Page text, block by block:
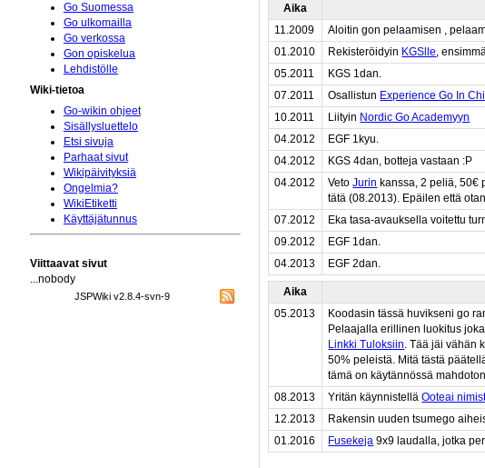
Aika
11.2009
Aloitin gon pelaamisen ,
01.2010
Rekisteröidyin KGSlle,
05.2011
KGS 1dan.
07.2011
Osallistun Experience Go In
10.2011
Liityin Nordic Go Academyyn
04.2012
EGF 1kyu.
04.2012
KGS 4dan, botteja vastaan :P
04.2012
VetoJurin kanssa, 2 peliä, 50€
tätä (08.2013). Epäilen että
07.2012
Eka tasa-avauksella voitettu
09.2012
EGF 1dan.
04.2013
EGF 2dan.
Aika
05.2013
Koodasin tässä huvikseni go
Pelaajalla erillinen luokitus
Linkki Tuloksiin. Tää jäi vähän
50% peleistä. Mitä tästä
tämä on käytännössä
08.2013
Yritän käynnistelläOoteai
12.2013
Rakensin uuden tsumego
01.2016
Fusekeja 9x9 laudalla, jotka
Go Suomessa
Go ulkomailla
Go verkossa
Gon opiskelua
Lehdistölle
Wiki-tietoa
Go-wikin ohjeet
Sisällysluettelo
Etsi sivuja
Parhaat sivut
Wikipäivityksiä
Ongelmia?
WikiEtiketti
Käyttäjätunnus
Viittaavat sivut
...nobody
JSPWiki v2.8.4-svn-9